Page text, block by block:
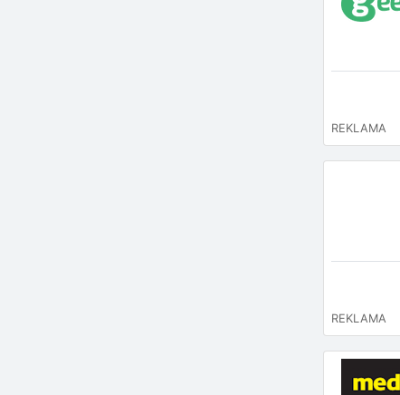
REKLAMA
REKLAMA